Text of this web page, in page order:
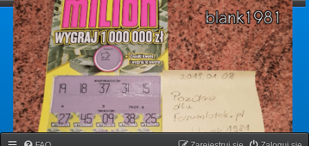
forumlotek.pl
Forum gier liczbowych